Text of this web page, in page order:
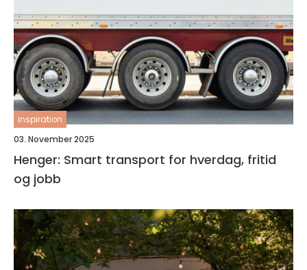
inspiration
03. November 2025
Henger: Smart transport for hverdag, fritid
og jobb